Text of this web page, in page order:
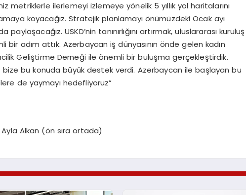
metriklerle ilerlemeyi izlemeye yönelik 5 yıllık yol haritalarını
koyacağız. Stratejik planlamayı önümüzdeki Ocak ayı
USKD’nin tanınırlığını artırmak, uluslararası kuruluş
adım attık. Azerbaycan iş dünyasının önde gelen kadın
Geliştirme Derneği ile önemli bir buluşma gerçekleştirdik.
bize bu konuda büyük destek verdi. Azerbaycan ile başlayan bu
de yaymayı hedefliyoruz”
Ayla Alkan (ön sıra ortada)